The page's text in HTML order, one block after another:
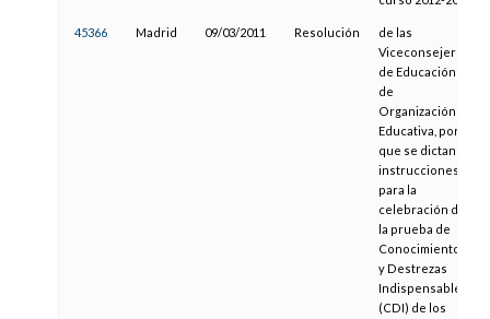
45366 Madrid 09/03/2011 Resolución
de las
Viceconsejerías
de Educación y
de
Organización
Educativa, por la
que se dictan
instrucciones
para la
celebración de
la prueba de
Conocimientos
y Destrezas
Indispensables
(CDI) de los